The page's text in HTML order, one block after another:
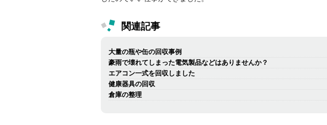
関連記事
大量の瓶や缶の回収事例
豪雨で壊れてしまった電気製品などはありませんか？
エアコン一式を回収しました
健康器具の回収
倉庫の整理